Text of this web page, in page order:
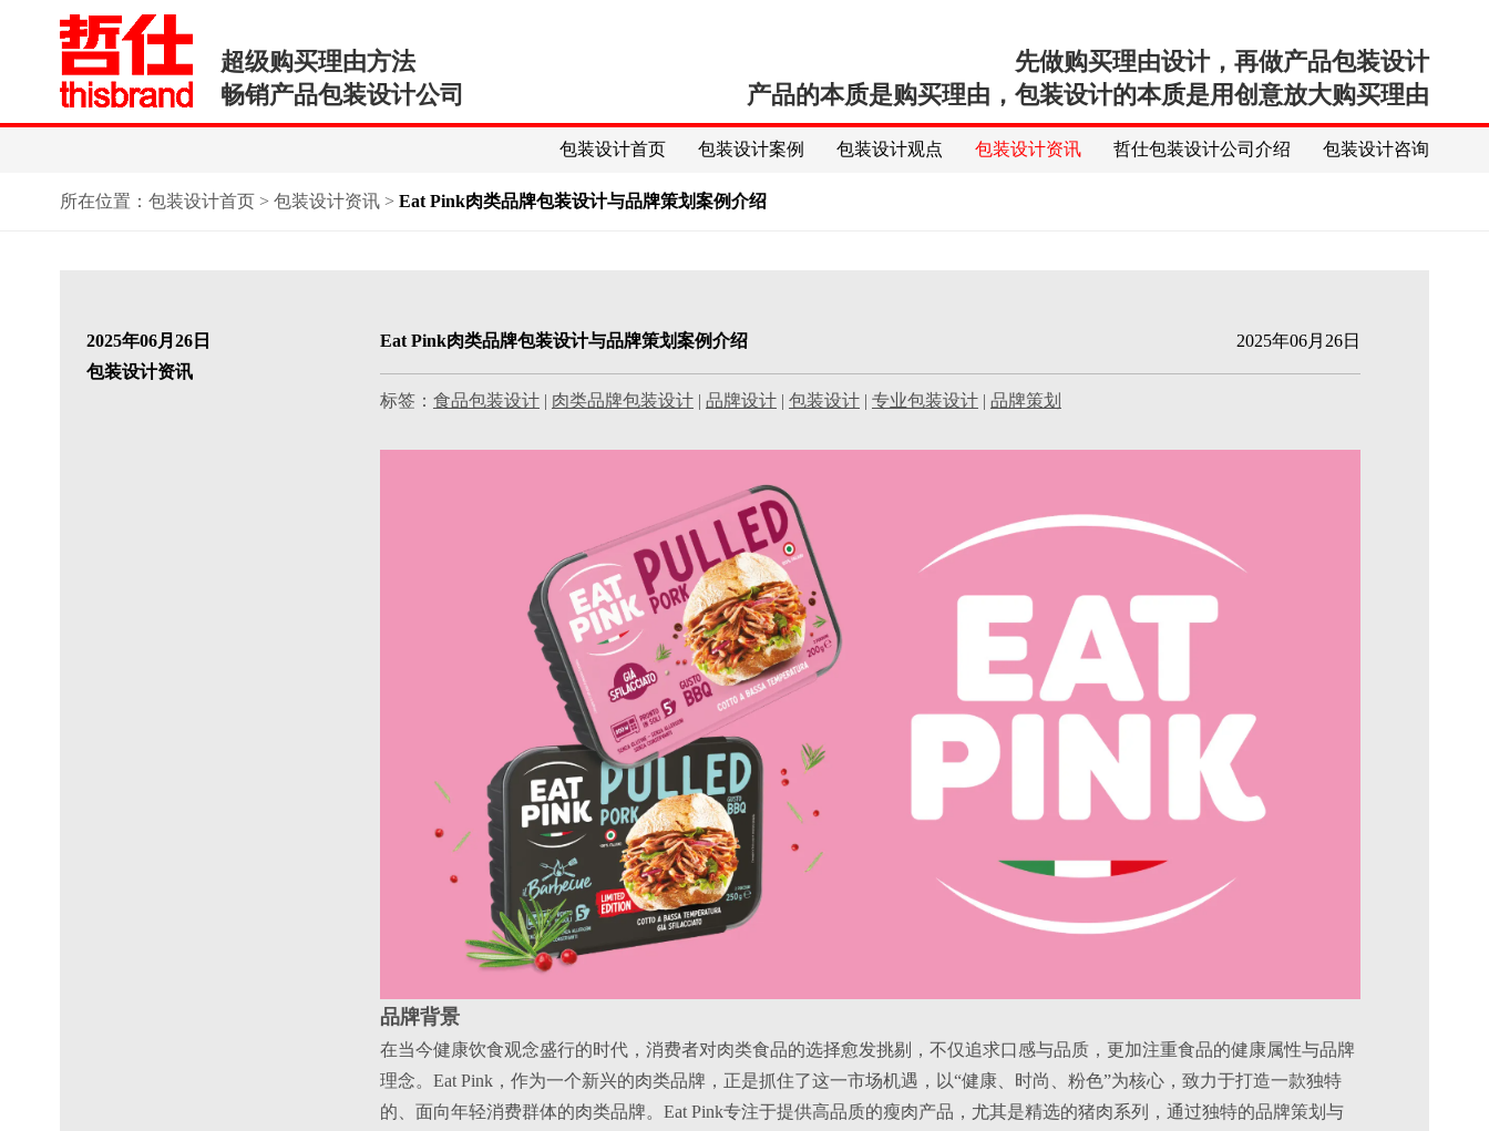
超级购买理由方法
畅销产品包装设计公司
先做购买理由设计，再做产品包装设计
产品的本质是购买理由，包装设计的本质是用创意放大购买理由
包装设计首页 包装设计案例 包装设计观点 包装设计资讯 哲仕包装设计公司介绍 包装设计咨询
所在位置： 包装设计首页> 包装设计资讯> Eat Pink肉类品牌包装设计与品牌策划案例介绍
2025年06月26日
包装设计资讯
Eat Pink肉类品牌包装设计与品牌策划案例介绍 2025年06月26日
标签： 食品包装设计| 肉类品牌包装设计| 品牌设计| 包装设计| 专业包装设计| 品牌策划
品牌背景
在当今健康饮食观念盛行的时代，消费者对肉类食品的选择愈发挑剔，不仅追求口感与品质，更加注重食品的健康属性与品牌
理念。Eat Pink，作为一个新兴的肉类品牌，正是抓住了这一市场机遇，以“健康、时尚、粉色”为核心，致力于打造一款独特
的、面向年轻消费群体的肉类品牌。Eat Pink专注于提供高品质的瘦肉产品，尤其是精选的猪肉系列，通过独特的品牌策划与